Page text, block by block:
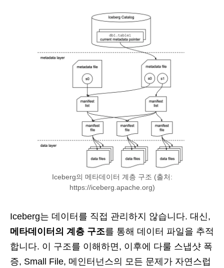
Iceberg의 메타데이터 계층 구조 (출처:
https://iceberg.apache.org)
Iceberg는 데이터를 직접 관리하지 않습니다. 대신,
메타데이터의 계층 구조를 통해 데이터 파일을 추적
합니다. 이 구조를 이해하면, 이후에 다룰 스냅샷 폭
증, Small File, 메인터넌스의 모든 문제가 자연스럽